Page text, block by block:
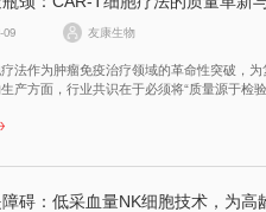
09 友康生物
法作为肿瘤免疫治疗领域的革命性突破，
产方面，行业共识在于必须将“质量源于检
为行业提供了一套系统性的解决方案。
碍：低采血量NK细胞技术，为高